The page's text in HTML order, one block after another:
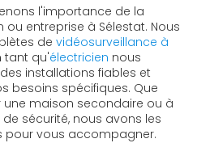
l'importance de la
entreprise à Sélestat. Nous
de vidéosurveillance à
tant qu'électricien nous
installations fiables et
besoins spécifiques. Que
maison secondaire ou à
sécurité, nous avons les
pour vous accompagner.